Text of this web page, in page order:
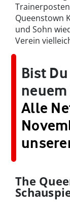
Queenstown
und Sohn
Verein
Bist
Alle
The